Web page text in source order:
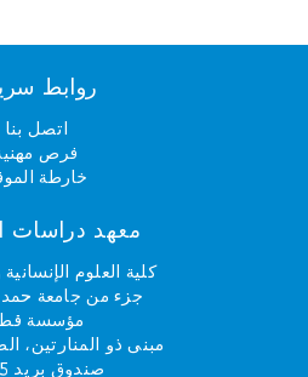
روابط
اتصل بنا
فرص
خارطة
معهد دراسات
كلية العلوم
جزء من جامعة حمد
مؤسسة
مبنى ذو المنارتين،
صندوق بريد 5825